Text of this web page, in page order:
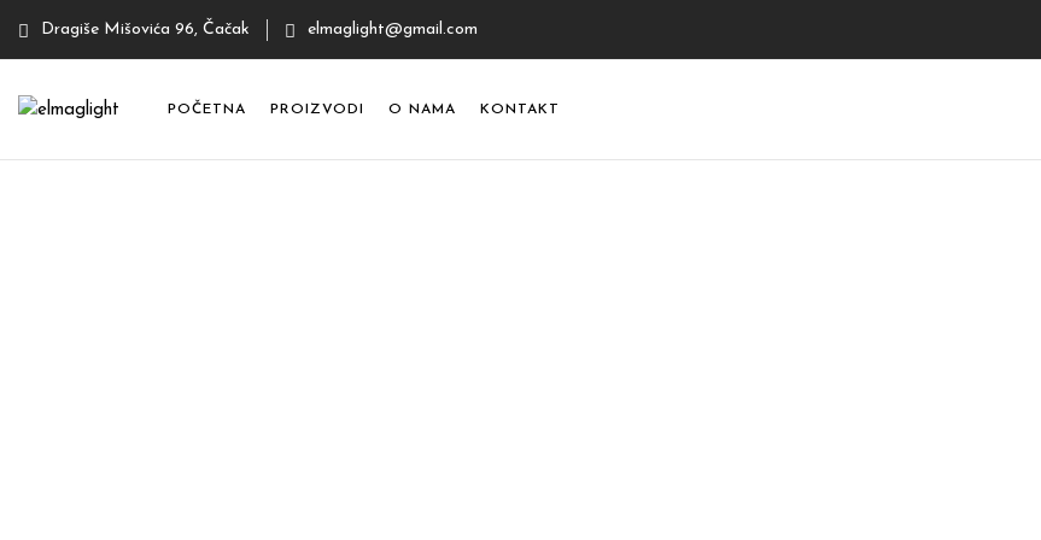
Dragiše Mišovića 96, Čačak elmaglight@gmail.com
POČETNA PROIZVODI O NAMA KONTAKT